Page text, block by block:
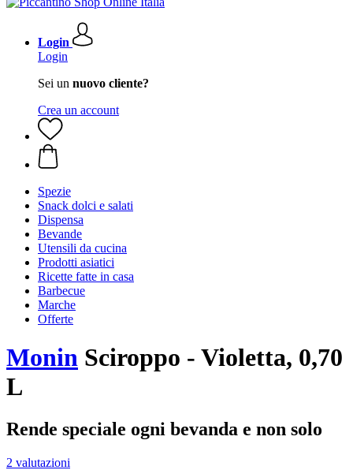
Login
Login
Sei un nuovo cliente?
Crea un account
Spezie
Snack dolci e salati
Dispensa
Bevande
Utensili da cucina
Prodotti asiatici
Ricette fatte in casa
Barbecue
Marche
Offerte
Monin Sciroppo - Violetta, 0,70
L
Rende speciale ogni bevanda e non solo
2 valutazioni